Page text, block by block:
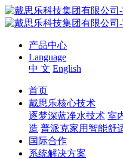
产品中心
Language
中 文 English
首页
戴思乐核心技术
逐梦深蓝净水技术 室
造 普派克家用智能舒
国际合作
系统解决方案